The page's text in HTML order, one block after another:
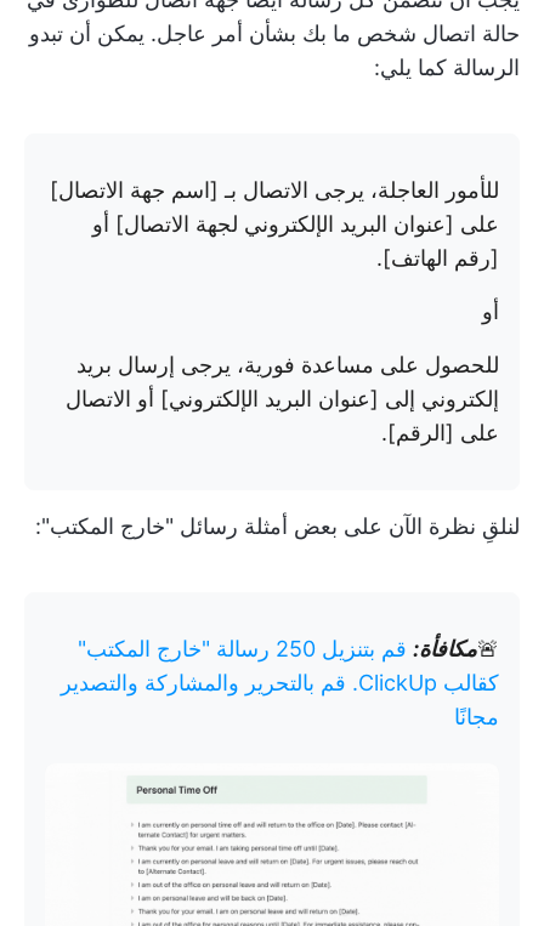
حالة اتصال شخص ما بك بشأن أمر عاجل. يمكن أن تبدو
الرسالة كما يلي:
للأمور العاجلة، يرجى الاتصال بـ [اسم جهة الاتصال]
على [عنوان البريد الإلكتروني لجهة الاتصال] أو
[رقم الهاتف].
أو
للحصول على مساعدة فورية، يرجى إرسال بريد
إلكتروني إلى [عنوان البريد الإلكتروني] أو الاتصال
على [الرقم].
لنلقِ نظرة الآن على بعض أمثلة رسائل "خارج المكتب":
🚨مكافأة:
قم بتنزيل 250 رسالة "خارج المكتب"
كقالب ClickUp. قم بالتحرير والمشاركة والتصدير
مجانًا